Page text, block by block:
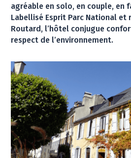
agréable en solo, en couple, en
Labellisé Esprit Parc National et
Routard, l’hôtel conjugue
respect de l’environnement.